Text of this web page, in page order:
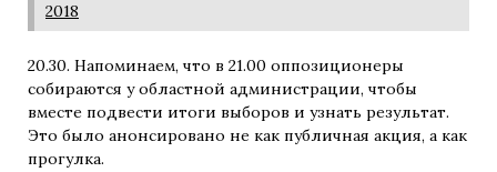
2018
20.30. Напоминаем, что в 21.00 оппозиционеры
собираются у областной администрации, чтобы
вместе подвести итоги выборов и узнать результат.
Это было анонсировано не как публичная акция, а как
прогулка.